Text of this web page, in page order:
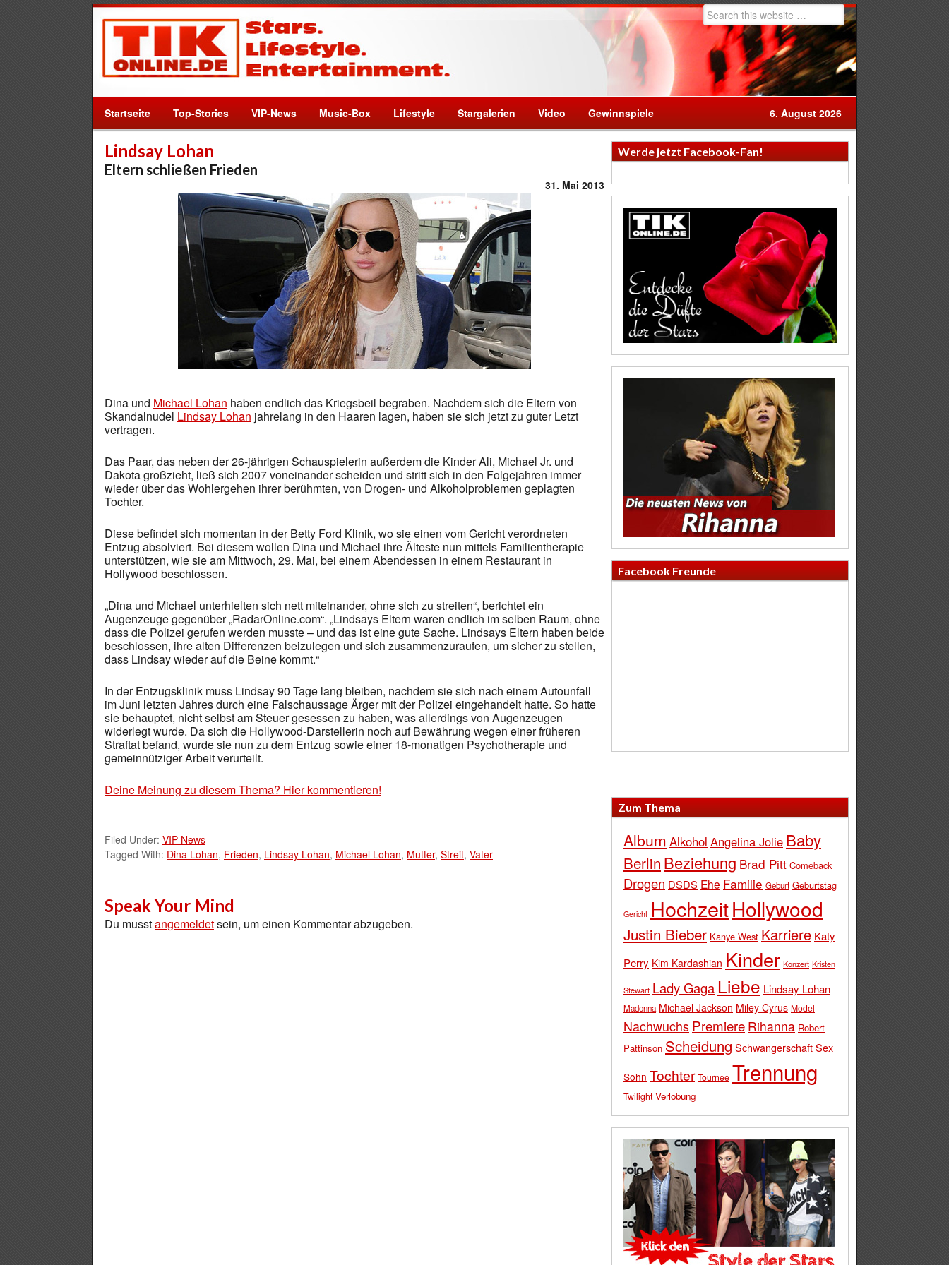
Startseite Top-Stories VIP-News Music-Box Lifestyle Stargalerien Video Gewinnspiele 6. August 2026
Lindsay Lohan
Eltern schließen Frieden
31. Mai 2013
Dina und Michael Lohan haben endlich das Kriegsbeil begraben. Nachdem sich die Eltern von
Skandalnudel Lindsay Lohan jahrelang in den Haaren lagen, haben sie sich jetzt zu guter Letzt
vertragen.
Das Paar, das neben der 26-jährigen Schauspielerin außerdem die Kinder Ali, Michael Jr. und
Dakota großzieht, ließ sich 2007 voneinander scheiden und stritt sich in den Folgejahren immer
wieder über das Wohlergehen ihrer berühmten, von Drogen- und Alkoholproblemen geplagten
Tochter.
Diese befindet sich momentan in der Betty Ford Klinik, wo sie einen vom Gericht verordneten
Entzug absolviert. Bei diesem wollen Dina und Michael ihre Älteste nun mittels Familientherapie
unterstützen, wie sie am Mittwoch, 29. Mai, bei einem Abendessen in einem Restaurant in
Hollywood beschlossen.
„Dina und Michael unterhielten sich nett miteinander, ohne sich zu streiten“, berichtet ein
Augenzeuge gegenüber „RadarOnline.com“. „Lindsays Eltern waren endlich im selben Raum, ohne
dass die Polizei gerufen werden musste – und das ist eine gute Sache. Lindsays Eltern haben beide
beschlossen, ihre alten Differenzen beizulegen und sich zusammenzuraufen, um sicher zu stellen,
dass Lindsay wieder auf die Beine kommt.“
In der Entzugsklinik muss Lindsay 90 Tage lang bleiben, nachdem sie sich nach einem Autounfall
im Juni letzten Jahres durch eine Falschaussage Ärger mit der Polizei eingehandelt hatte. So hatte
sie behauptet, nicht selbst am Steuer gesessen zu haben, was allerdings von Augenzeugen
widerlegt wurde. Da sich die Hollywood-Darstellerin noch auf Bewährung wegen einer früheren
Straftat befand, wurde sie nun zu dem Entzug sowie einer 18-monatigen Psychotherapie und
gemeinnütziger Arbeit verurteilt.
Deine Meinung zu diesem Thema? Hier kommentieren!
Filed Under: VIP-News
Tagged With: Dina Lohan, Frieden, Lindsay Lohan, Michael Lohan, Mutter, Streit, Vater
Speak Your Mind
Du musstangemeldetsein, um einen Kommentar abzugeben.
Werde jetzt Facebook-Fan!
Facebook Freunde
Zum Thema
Album Alkohol Angelina Jolie Baby
Berlin Beziehung Brad Pitt Comeback
Drogen DSDS Ehe Familie Geburt Geburtstag
Gericht HochzeitHollywood
Justin Bieber Kanye West Karriere Katy
Perry Kim Kardashian Kinder Konzert Kristen
Stewart Lady Gaga Liebe Lindsay Lohan
Madonna Michael Jackson Miley Cyrus Model
Nachwuchs Premiere Rihanna Robert
Pattinson Scheidung SchwangerschaftSex
Sohn Tochter Tournee Trennung
Twilight Verlobung